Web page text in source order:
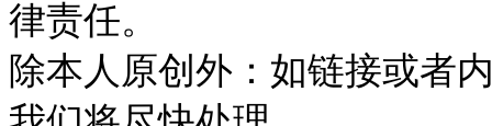
律责任。
除本人原创外：如链接或者